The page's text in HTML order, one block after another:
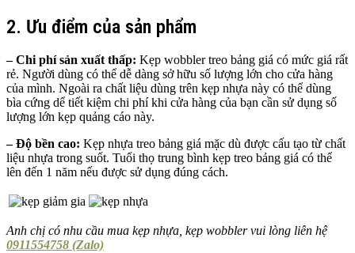
2. Ưu điểm của sản phẩm
– Chi phí sản xuất thấp: Kẹp wobbler treo bảng giá có mức giá rất
rẻ. Người dùng có thể dễ dàng sở hữu số lượng lớn cho cửa hàng
của mình. Ngoài ra chất liệu dùng trên kẹp nhựa này có thể dùng
bìa cứng dể tiết kiệm chi phí khi cửa hàng của bạn cần sử dụng số
lượng lớn kẹp quảng cáo này.
– Độ bền cao: Kẹp nhựa treo bảng giá mặc dù được cấu tạo từ chất
liệu nhựa trong suốt. Tuổi thọ trung bình kẹp treo bảng giá có thể
lên đến 1 năm nếu được sử dụng đúng cách.
Anh chị có nhu cầu mua kẹp nhựa, kẹp wobbler vui lòng liên hệ
0911554758 (Zalo)